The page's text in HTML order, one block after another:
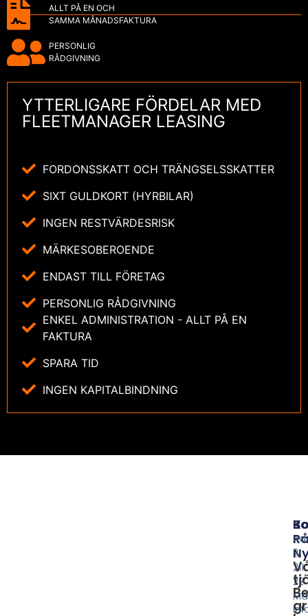
ALLT PÅ EN OCH
SAMMA MÅNADSFAKTURA
PERSONLIG
RÅDGIVNING
YTTERLIGARE FÖRDELAR MED
FLEETMANAGER LEASING
FORDONSSKATT OCH TRÄNGSELSSKATTER
SIXT GULDKORT (HYRBILAR)
INGEN RESTVÄRDESRISK
MÄRKESOBEROENDE
ENDAST TILL FÖRETAG
PERSONLIG RÅDGIVNING
ENKEL ADMINISTRATION - ALLT PÅ EN
FAKTURA
SPARA TID
INGEN KAPITALBINDNING
21
211
22